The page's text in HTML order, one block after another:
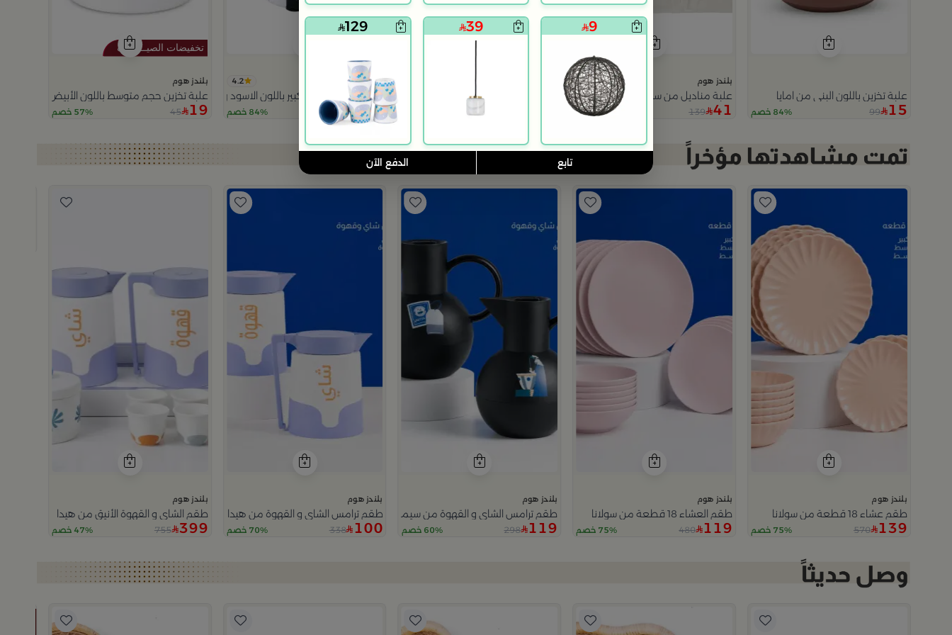
9
39
129
تابع الدفع الآن
علبة تخزين باللون البني من امايا
15
99 84% خصم
بلندز هوم
علبة مناديل من سيرين
41
139 70% خصم
صندوق مجوهرات من سيرين
بلندز هوم 4.2
صندوق تخزين حجم كبير باللون الاسود و الابيض 15x15سم من سيا
15
95 84% خصم
بلندز هوم
علبة تخزين حجم متوسط باللون الأبيض و مع
19
45 57% خصم
بلندز هوم
طقم عشاء 18 قطعة من سولانا
139
570 75% خصم
بلندز هوم
طقم العشاء 18 قطعة من سولانا
119
480 75% خصم
بلندز هوم
طقم ترامس الشاي و القهوة من سيمارا
119
298 60% خصم
بلندز هوم
طقم ترامس الشاي و القهوة من هيدا
100
338 70% خصم
بلندز هوم
طقم الشاي و القهوة الأنيق من هيدا
399
755 47% خصم